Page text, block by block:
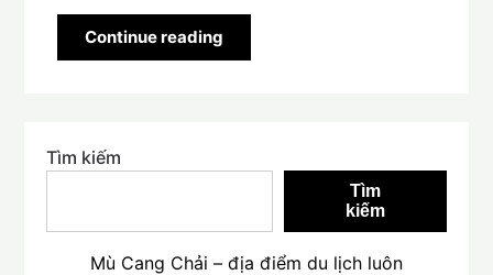
Continue reading
Tìm kiếm
Tìm
kiếm
Mù Cang Chải – địa điểm du lịch luôn